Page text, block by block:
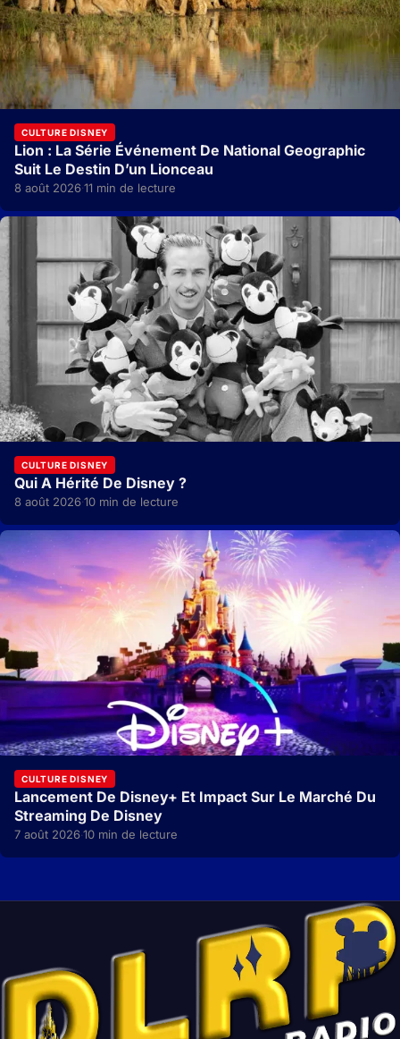
CULTURE DISNEY
Lion : La Série Événement De National Geographic
Suit Le Destin D’un Lionceau
8 août 2026·11 min de lecture
CULTURE DISNEY
Qui A Hérité De Disney ?
8 août 2026·10 min de lecture
CULTURE DISNEY
Lancement De Disney+ Et Impact Sur Le Marché Du
Streaming De Disney
7 août 2026·10 min de lecture